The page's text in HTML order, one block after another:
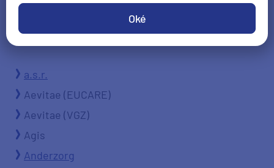
Oké
a.s.r.
Aevitae (EUCARE)
Aevitae (VGZ)
Agis
Anderzorg